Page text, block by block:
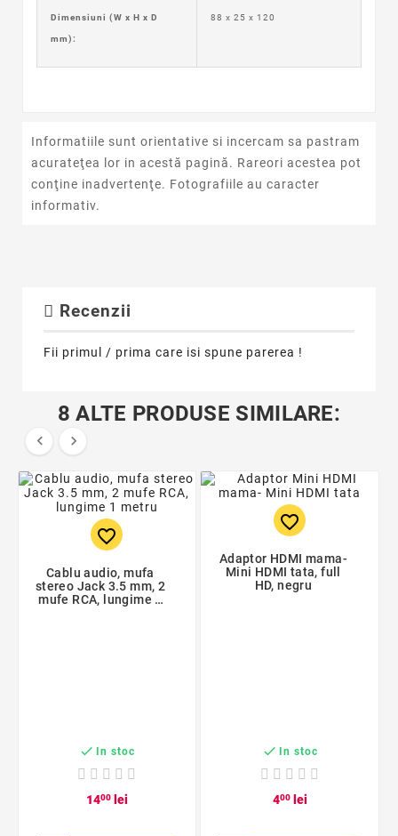
Dimensiuni (W x H x D
mm):
88 x 25 x 120
Informatiile sunt orientative si incercam sa pastram
acurateţea lor in acestă pagină. Rareori acestea pot
conţine inadvertenţe. Fotografiile au caracter
informativ.
Recenzii
Fii primul / prima care isi spune parerea !
8 ALTE PRODUSE SIMILARE:
 
favorite_border
Cablu audio, mufa
stereo Jack 3.5 mm, 2
mufe RCA, lungime 1
 In stoc
1400lei
favorite_border
Adaptor HDMI mama-
Mini HDMI tata, full
HD, negru
 In stoc
400lei